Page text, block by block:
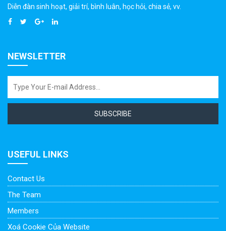
Diễn đàn sinh hoạt, giải trí, bình luân, học hỏi, chia sẻ, vv.
NEWSLETTER
SUBSCRIBE
USEFUL LINKS
Contact Us
The Team
Members
Xoá Cookie Của Website